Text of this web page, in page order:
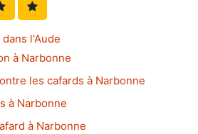
l'Aude
à Narbonne
les cafards à Narbonne
à Narbonne
à Narbonne